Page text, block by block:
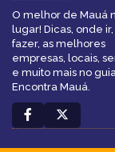
O melhor de Mauá
lugar! Dicas, onde
fazer, as melhores
empresas, locais,
e muito mais no guia
Encontra Mauá.